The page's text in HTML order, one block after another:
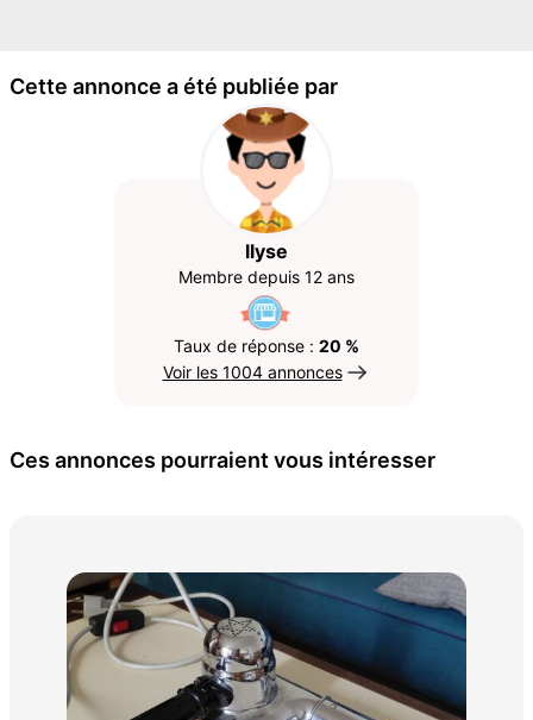
Cette annonce a été publiée par
llyse
Membre depuis 12 ans
Taux de réponse : 20 %
Voir les 1004 annonces
Ces annonces pourraient vous intéresser